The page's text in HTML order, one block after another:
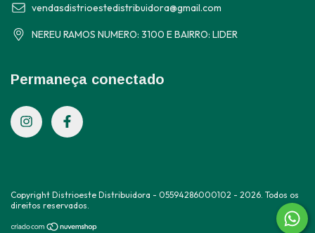
vendasdistrioestedistribuidora@gmail.com
NEREU RAMOS NUMERO: 3100 E BAIRRO: LIDER
Permaneça conectado
Copyright Distrioeste Distribuidora - 05594286000102 - 2026. Todos os
direitos reservados.